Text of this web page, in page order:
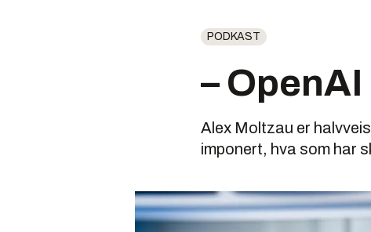
PODKAST
–
Alex Moltzau er
imponert, hva som har